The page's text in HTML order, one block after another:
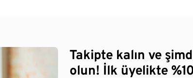
Takipte kalın ve
olun! İlk üyelikte